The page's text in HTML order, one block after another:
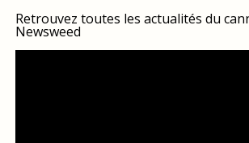
Retrouvez toutes les actualités du
Newsweed